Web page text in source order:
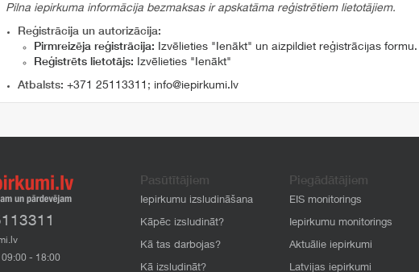
Pilna iepirkuma informācija bezmaksas ir apskatāma reģistrētiem lietotājiem.
Reģistrācija un autorizācija:
Pirmreizēja reģistrācija: Izvēlieties "Ienākt" un aizpildiet reģistrācijas formu.
Reģistrēts lietotājs: Izvēlieties "Ienākt"
Atbalsts: +371 25113311 ; info@iepirkumi.lv
09:00 - 18:00
Pasūtītājiem
Iepirkumu izsludināšana
Kāpēc izsludināt?
Kā tas darbojas?
Kā izsludināt?
Piegādātājiem
EIS monitorings
Iepirkumu monitorings
Aktuālie iepirkumi
Latvijas iepirkumi